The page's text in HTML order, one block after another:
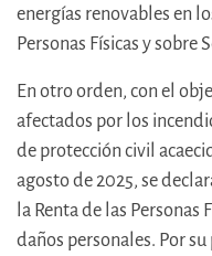
energías renovables en
Personas Físicas y sobre
En otro orden, con el
afectados por los
de protección civil
agosto de 2025, se
la Renta de las Personas
daños personales. Por